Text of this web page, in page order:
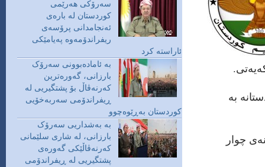
به‌
چوار
سەرۆكی هەرێمی
كوردستان له‌ باره‌ى
ئه‌نجامدانى پرۆسه‌ى
ريفراندۆمه‌وه‌ په‌يامێكى
ئاراسته‌ كرد
بە ئامادەبوونی سەرۆک
بارزانی، گەورەترین
کەرنەڤاڵ بۆ پشتگیریی لە
ڕیفراندۆمی سەربەخۆیی
کوردستان بەڕێوەچوو
​بە بەشداریی سەرۆک
بارزانی، لە شاری سلێمانی
کەرنەڤاڵێکی گەورەی
پشتگیریی لە ڕیفراندۆمی